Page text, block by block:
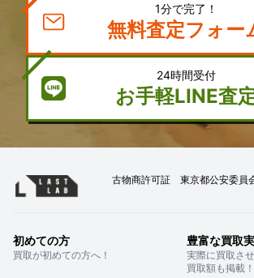
1分で完了！
無料査定フォー
24時間受付
お手軽LINE査
古物商許可証 東京都公安委
初めての方
買取が初めての方へ！
豊富な買取
実際に買取さ
買取額も掲載！